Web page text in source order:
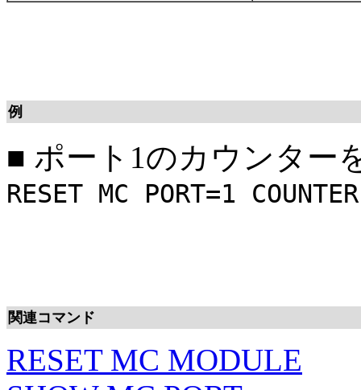
例
■ ポート1のカウンター
RESET MC PORT=1 COUNTER
関連コマンド
RESET MC MODULE